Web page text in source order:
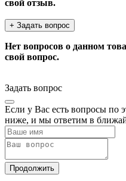
свой отзыв.
+ Задать вопрос
Нет вопросов о данном
свой вопрос.
Задать вопрос
Если у Вас есть вопросы по
ниже, и мы ответим в
Продолжить